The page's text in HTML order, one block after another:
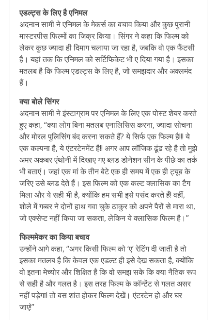
एडल्ट्स के लिए है एनिमल
अदनान सामी ने एनिमल के मेकर्स का बचाव किया और कुछ पुरानी
मास्टरपीस फिल्मों का जिक्र किया। सिंगर ने कहा कि फिल्म को
लेकर कुछ ज्यादा ही दिमाग चलाया जा रहा है, जबकि वो एक फैंटसी
है। यहां तक कि एनिमल को सर्टिफिकेट भी ए दिया गया है। इसका
मतलब है कि फिल्म एडल्ट्स के लिए है, जो समझदार और अक्लमंद
हैं।
क्या बोले सिंगर
अदनान सामी ने इंस्टाग्राम पर एनिमल के लिए एक पोस्ट शेयर करते
हुए कहा, “क्या लोग बिना मतलब एनालिसिस करना, ज्यादा सोचना
और मोरल पुलिसिंग बंद करना सकते हैं? ये सिर्फ एक फिल्म है!!! ये
एक कल्पना है, ये एंटरटेनमेंट है!! अगर आप लॉजिक ढूंढ रहे है तो मुझे
अमर अकबर एंथोनी में दिखाए गए ब्लड डोनेशन सीन के पीछे का तर्क
भी बताएं। जहां एक मां के तीन बेटे एक ही समय में एक ही ट्यूब के
जरिए उसे ब्लड देते हैं। इस फिल्म को एक कल्ट क्लासिक का टैग
मिला और ये सही भी है, क्योंकि हम सभी इसे पसंद करते हैं! वहीं,
शोले में गब्बर ने दोनों हाथ गवा चुके ठाकुर को अपने पैरों से मारा था,
जो एक्सेप्ट नहीं किया जा सकता, लेकिन ये क्लासिक फिल्म है।”
फिल्ममेकर का किया बचाव
उन्होंने आगे कहा, “अगर किसी फिल्म को ‘ए’ रेटिंग दी जाती है तो
इसका मतलब है कि केवल एक एडल्ट ही इसे देख सकता है, क्योंकि
वो इतना मेच्योर और शिक्षित है कि वो समझ सके कि क्या नैतिक रूप
से सही है और गलत है। इस तरह फिल्म के कॉन्टेंट से गलत असर
नहीं पड़ेगा! तो बस शांत होकर फिल्म देखें। एंटरटेन हो और घर
जाएं!”